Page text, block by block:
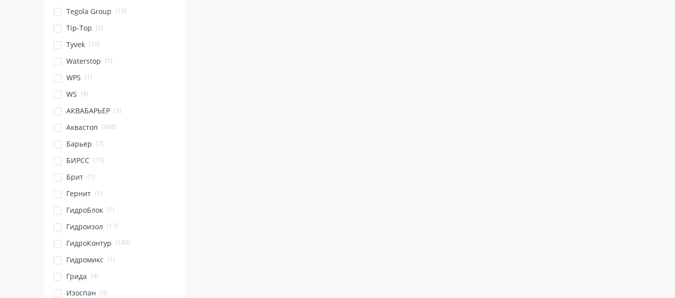
Tegola Group (19)
Tip-Top (2)
Tyvek (10)
Waterstop (5)
WPS (1)
WS (8)
АКВАБАРЬЕР (3)
Аквастоп (668)
Барьер (7)
БИРСС (15)
Брит (1)
Гернит (1)
ГидроБлок (1)
Гидроизол (17)
ГидроКонтур (140)
Гидромикс (1)
Грида (4)
Изоспан (4)